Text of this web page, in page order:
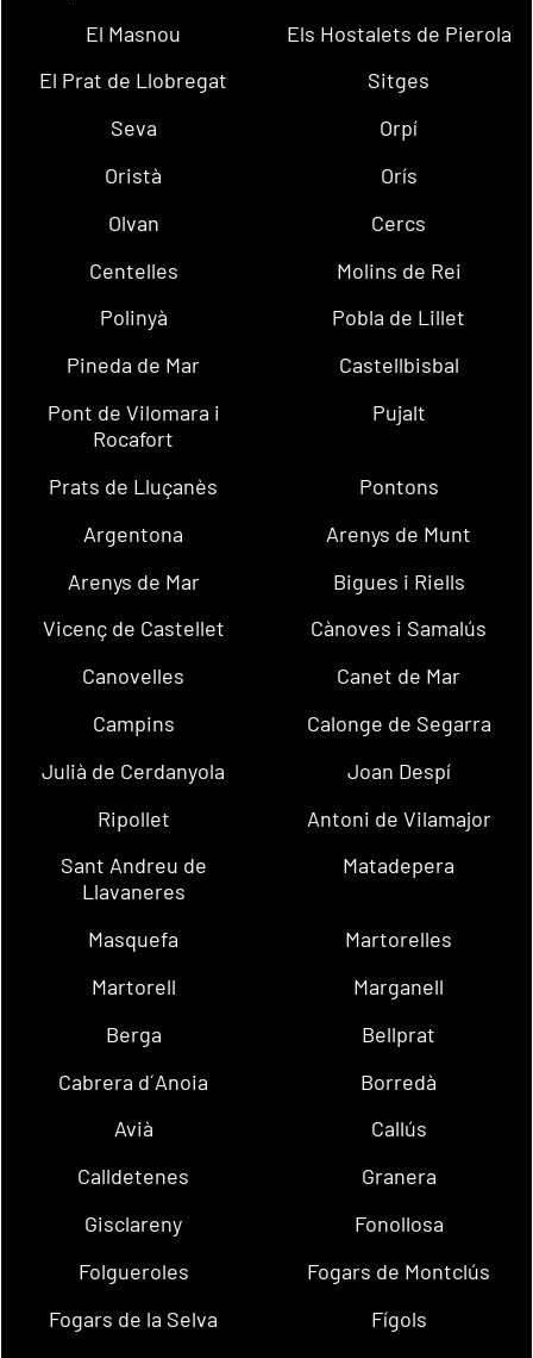
El Masnou
Els Hostalets de Pierola
El Prat de Llobregat
Sitges
Seva
Orpí
Oristà
Orís
Olvan
Cercs
Centelles
Molins de Rei
Polinyà
Pobla de Lillet
Pineda de Mar
Castellbisbal
Pont de Vilomara i
Rocafort
Pujalt
Prats de Lluçanès
Pontons
Argentona
Arenys de Munt
Arenys de Mar
Bigues i Riells
Vicenç de Castellet
Cànoves i Samalús
Canovelles
Canet de Mar
Campins
Calonge de Segarra
Julià de Cerdanyola
Joan Despí
Ripollet
Antoni de Vilamajor
Sant Andreu de
Llavaneres
Matadepera
Masquefa
Martorelles
Martorell
Marganell
Berga
Bellprat
Cabrera d´Anoia
Borredà
Avià
Callús
Calldetenes
Granera
Gisclareny
Fonollosa
Folgueroles
Fogars de Montclús
Fogars de la Selva
Fígols